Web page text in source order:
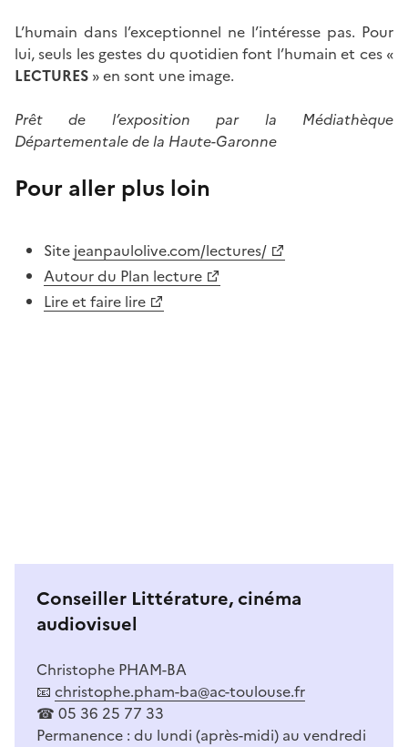
L’humain dans l’exceptionnel ne l’intéresse pas. Pour
lui, seuls les gestes du quotidien font l’humain et ces «
LECTURES » en sont une image.
Prêt de l’exposition par la Médiathèque
Départementale de la Haute-Garonne
Pour aller plus loin
Site jeanpaulolive.com/lectures/
Autour du Plan lecture
Lire et faire lire
Conseiller Littérature, cinéma
audiovisuel
Christophe PHAM-BA
📧 christophe.pham-ba@ac-toulouse.fr
☎ 05 36 25 77 33
Permanence : du lundi (après-midi) au vendredi